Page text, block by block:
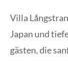
Villa
Japan und
gästen, die